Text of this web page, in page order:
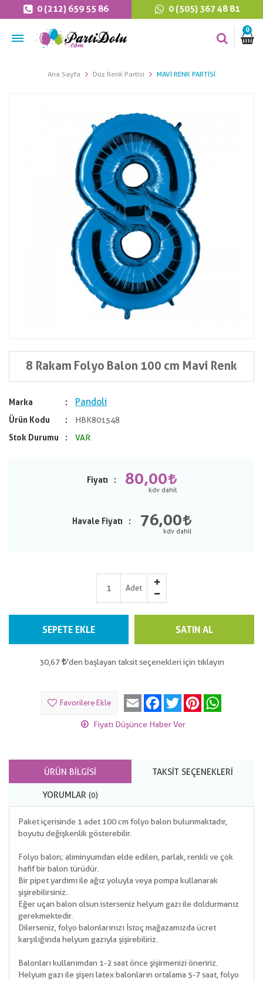
0 (212) 659 55 86 0 (505) 367 48 81
0
Ana Sayfa Düz Renk Partisi MAVI RENK PARTISI
8 Rakam Folyo Balon 100 cm Mavi Renk
Marka Pandoli
Ürün Kodu
HBK801548
Stok Durumu
VAR
Fiyatı 80,00
Havale Fiyatı 76,00
Adet
SEPETE EKLE SATIN AL
30,67 'den başlayan taksit seçenekleri için tıklayın
Favorilere Ekle Email Facebook
Twitter Pinterest
Fiyatı Düşünce Haber Ver
ÜRÜN BILGISI TAKSIT SEÇENEKLERI
YORUMLAR (0)
Paket içerisinde 1 adet 100 cm folyo balon bulunmaktadır,
boyutu değişkenlik gösterebilir.
Folyo balon; aliminyumdan elde edilen, parlak, renkli ve çok
hafif bir balon türüdür.
Bir pipet yardımı ile ağız yoluyla veya pompa kullanarak
şişirebilirsiniz.
Eğer uçan balon olsun isterseniz helyum gazı ile doldurmanız
gerekmektedir.
Dilerseniz, folyo balonlarınızı İstoç mağazamızda ücret
karşılığında helyum gazıyla şişirebiliriz.
Balonları kullanımdan 1-2 saat önce şişirmenizi öneririz.
Helyum gazı ile şişen latex balonların ortalama 5-7 saat, folyo